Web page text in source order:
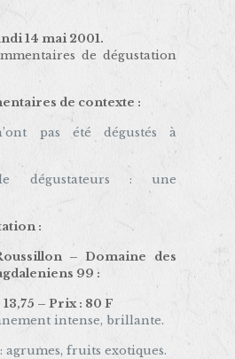
14 mai 2001.
de dégustation
de contexte :
pas été dégustés à
dégustateurs : une
:
– Domaine des
99 :
– Prix : 80 F
intense, brillante.
agrumes, fruits exotiques.